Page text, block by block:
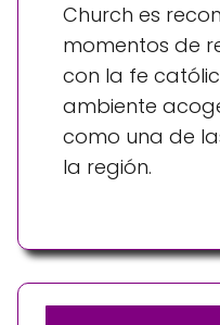
Church es
momentos de
con la fe
ambiente
como una de
la región.